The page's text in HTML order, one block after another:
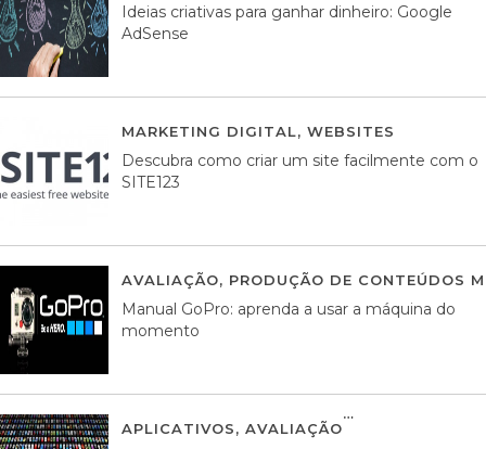
Ideias criativas para ganhar dinheiro: Google
AdSense
MARKETING DIGITAL, WEBSITES
Descubra como criar um site facilmente com o
SITE123
AVALIAÇÃO, PRODUÇÃO DE CONTEÚDOS
Manual GoPro: aprenda a usar a máquina do
momento
APLICATIVOS, AVALIAÇÃO